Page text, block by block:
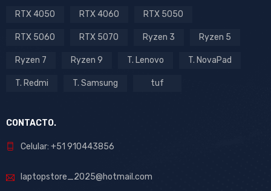
RTX 4050 RTX 4060 RTX 5050
RTX 5060 RTX 5070 Ryzen 3 Ryzen 5
Ryzen 7 Ryzen 9 T. Lenovo T. NovaPad
T. Redmi T. Samsung tuf
CONTACTO.
Celular: +51 910443856
laptopstore_2025@hotmail.com